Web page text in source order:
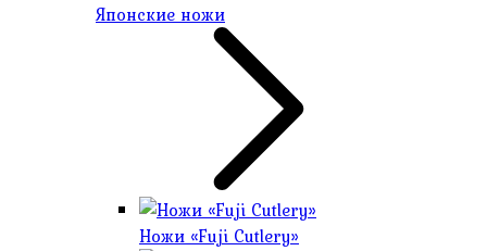
Японские ножи
Ножи «Fuji Cutlery»